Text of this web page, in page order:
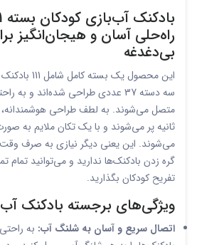
راه‌حلی آسان و هیجان‌انگیز
بی‌دغدغه
این محصول یک
سه دسته 37 عددی طراحی شده‌اند و
متصل می‌شوند. به لطف طراحی
ثانیه پر می‌شوند و با یک تکان ملایم به
می‌شوند. این یعنی دیگر نیازی به صرف وقت
گره زدن بادکنک‌ها ندارید و می‌توانید تمام
تفریح کودکان بگذارید.
ویژگی‌های برجسته بادکنک
اتصال سریع و آسان به شلنگ آب: به